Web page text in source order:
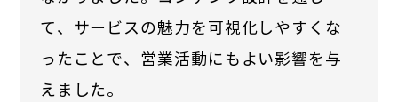
て、サービスの魅力を可視化しやすくな
ったことで、営業活動にもよい影響を与
えました。